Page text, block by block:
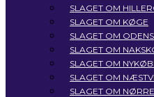
SLAGET OM
SLAGET OM KØGE
SLAGET OM
SLAGET OM
SLAGET OM
SLAGET OM
SLAGET OM